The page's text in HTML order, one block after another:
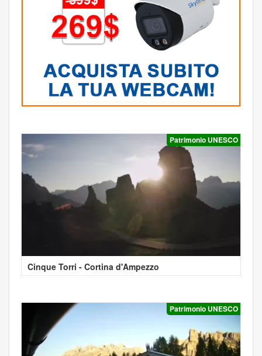
Patrimonio UNESCO
Cinque Torri - Cortina d'Ampezzo
Patrimonio UNESCO